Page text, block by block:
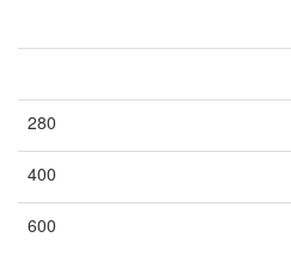
280
400
600